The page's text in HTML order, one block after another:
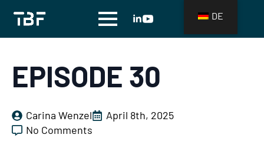
EPISODE 30
Carina Wenzel
April 8th, 2025
No Comments
DE